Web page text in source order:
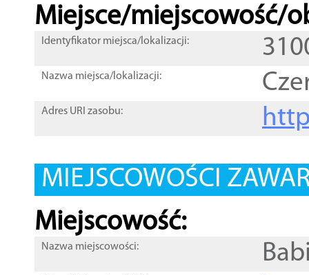
Miejsce/miejscowość/
Identyfikator miejsca/lokalizacji:
Nazwa miejsca/lokalizacji:
Adres URI zasobu:
MIEJSCOWOŚCI
Miejscowość:
Nazwa miejscowości: